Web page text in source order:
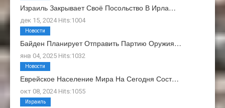
Израиль Закрывает Своё Посольство В Ирла…
дек 15, 2024 Hits:1004
Байден Планирует Отправить Партию Оружия…
янв 04, 2025 Hits:1032
Новости
Еврейское Население Мира На Сегодня Сост…
окт 08, 2024 Hits:1055
Новости
Израиль